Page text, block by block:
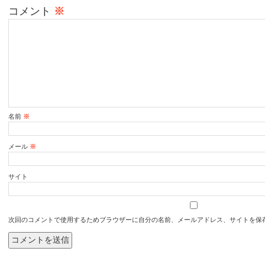
コメント ※
名前 ※
メール ※
サイト
次回のコメントで使用するためブラウザーに自分の名前、メールアドレス、サイトを保